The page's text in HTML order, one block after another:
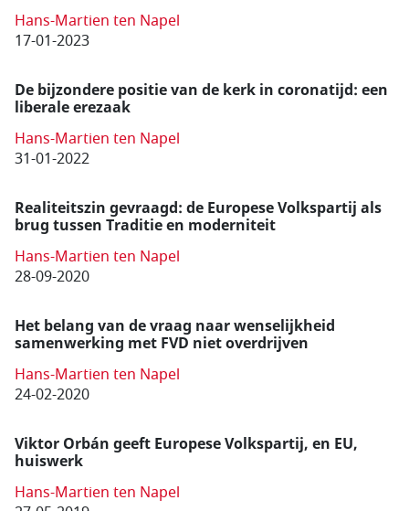
Hans-Martien ten Napel
17-01-2023
De bijzondere positie van de kerk in coronatijd: een
liberale erezaak
Hans-Martien ten Napel
31-01-2022
Realiteitszin gevraagd: de Europese Volkspartij als
brug tussen Traditie en moderniteit
Hans-Martien ten Napel
28-09-2020
Het belang van de vraag naar wenselijkheid
samenwerking met FVD niet overdrijven
Hans-Martien ten Napel
24-02-2020
Viktor Orbán geeft Europese Volkspartij, en EU,
huiswerk
Hans-Martien ten Napel